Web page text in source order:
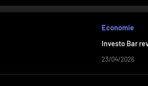
Economie
Investo Bar
23/04/2026